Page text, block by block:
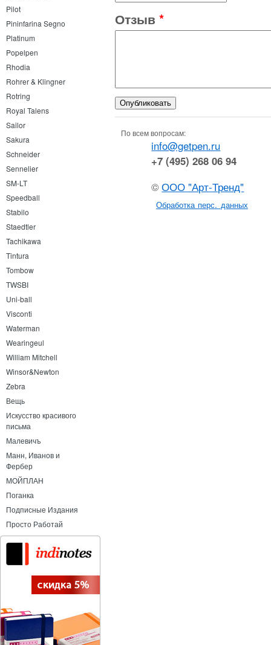
Pilot
Pininfarina Segno
Platinum
Popelpen
Rhodia
Rohrer & Klingner
Rotring
Royal Talens
Sailor
Sakura
Schneider
Sennelier
SM-LT
Speedball
Stabilo
Staedtler
Tachikawa
Tintura
Tombow
TWSBI
Uni-ball
Visconti
Waterman
Wearingeul
William Mitchell
Winsor&Newton
Zebra
Вещь
Искусство красивого
письма
Малевичъ
Манн, Иванов и
Фербер
МОЙПЛАН
Поганка
Подписные Издания
Просто Работай
Отзыв *
По всем вопросам:
info@getpen.ru
+7 (495) 268 06 94
©ООО "Арт-Тренд"
Обработка перс. данных